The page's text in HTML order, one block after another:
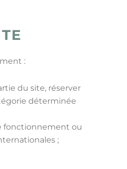
:
du site, réserver
déterminée
fonctionnement ou
;